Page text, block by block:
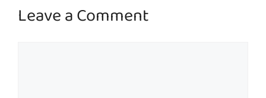
Leave a Comment